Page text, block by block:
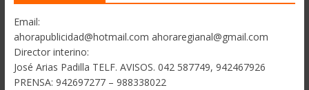
Email:
ahorapublicidad@hotmail.com ahoraregianal@gmail.com
Director interino:
José Arias Padilla TELF. AVISOS. 042 587749, 942467926
PRENSA: 942697277 – 988338022